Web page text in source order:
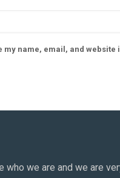
my name, email, and
who we are and we are